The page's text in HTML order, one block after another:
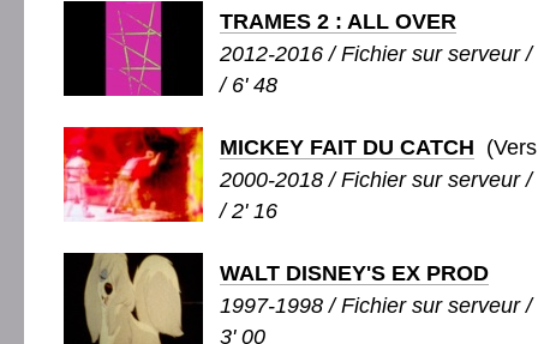
TRAMES 2 : ALL OVER
2012-2016 / Fichier sur serveur
/ 6' 48
MICKEY FAIT DU CATCH
2000-2018 / Fichier sur serveur
/ 2' 16
WALT DISNEY'S EX PROD
1997-1998 / Fichier sur serveur
3' 00